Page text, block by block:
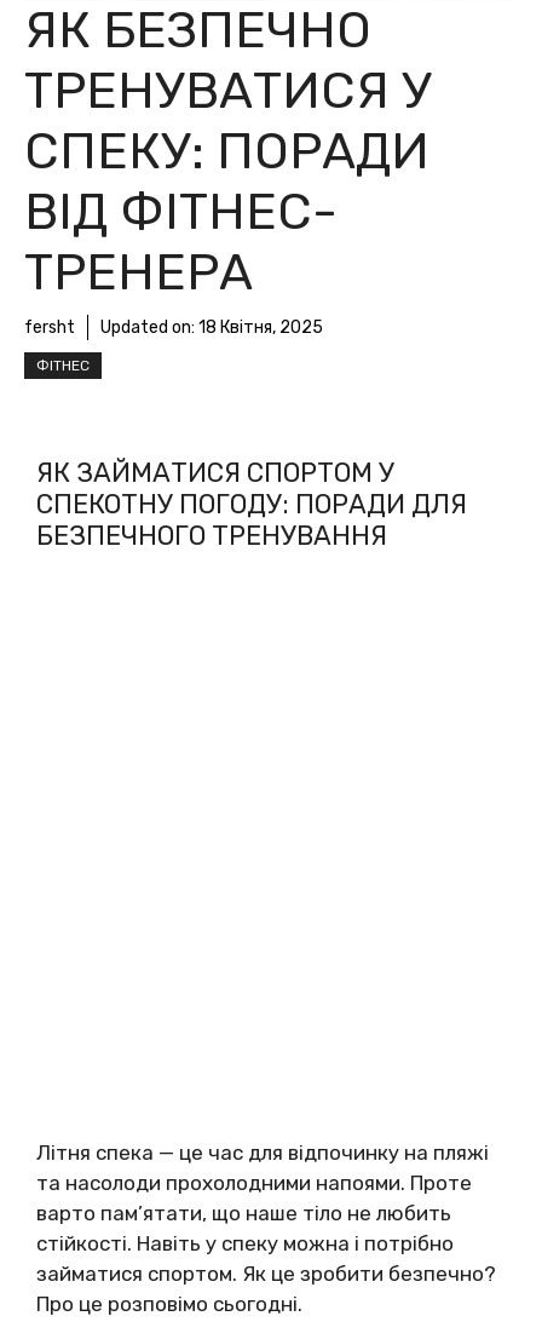
ЯК БЕЗПЕЧНО
ТРЕНУВАТИСЯ У
СПЕКУ: ПОРАДИ
ВІД ФІТНЕС-
ТРЕНЕРА
fersht Updated on: 18 Квітня, 2025
ФІТНЕС
ЯК ЗАЙМАТИСЯ СПОРТОМ У
СПЕКОТНУ ПОГОДУ: ПОРАДИ ДЛЯ
БЕЗПЕЧНОГО ТРЕНУВАННЯ
Літня спека — це час для відпочинку на пляжі
та насолоди прохолодними напоями. Проте
варто пам’ятати, що наше тіло не любить
стійкості. Навіть у спеку можна і потрібно
займатися спортом. Як це зробити безпечно?
Про це розповімо сьогодні.